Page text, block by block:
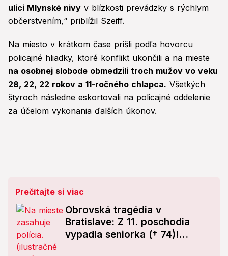
ulici Mlynské nivy v blízkosti prevádzky s rýchlym
občerstvením,“ priblížil Szeiff.
Na miesto v krátkom čase prišli podľa hovorcu
policajné hliadky, ktoré konflikt ukončili a na mieste
na osobnej slobode obmedzili troch mužov vo veku
28, 22, 22 rokov a 11-ročného chlapca. Všetkých
štyroch následne eskortovali na policajné oddelenie
za účelom vykonania ďalších úkonov.
Prečítajte si viac
Obrovská tragédia v
Bratislave: Z 11. poschodia
vypadla seniorka († 74)!